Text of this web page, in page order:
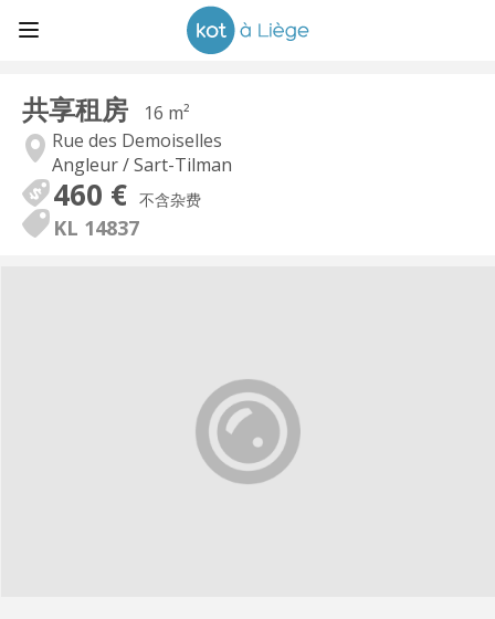
共享租房
16 m²
Rue des Demoiselles
Angleur / Sart-Tilman
460 € 不含杂费
KL 14837